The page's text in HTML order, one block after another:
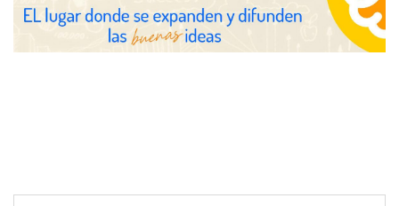
las posibilidades del salón profesional